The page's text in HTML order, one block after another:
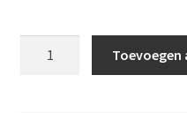
Toevoegen